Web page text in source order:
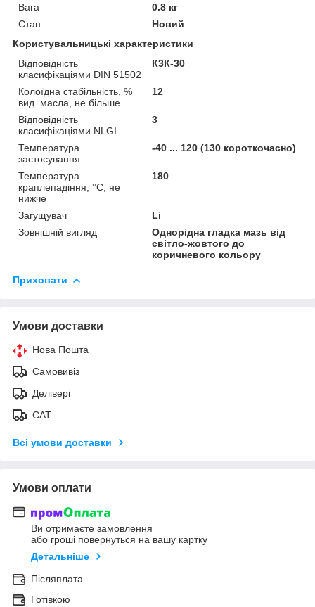
Вага
0.8 кг
Стан
Новий
Користувальницькі характеристики
Відповідність
класифікаціями DIN 51502
К3К-30
Колоїдна стабільність, %
вид. масла, не більше
12
Відповідність
класифікаціями NLGI
3
Температура
застосування
-40 ... 120 (130 короткочасно)
Температура
краплепадіння, °С, не
нижче
180
Загущувач
Li
Зовнішній вигляд
Однорідна гладка мазь від
світло-жовтого до
коричневого кольору
Приховати
Умови доставки
Нова Пошта
Самовивіз
Делівері
САТ
Всі умови доставки
Умови оплати
Ви отримаєте замовлення
або гроші повернуться на вашу картку
Детальніше
Післяплата
Готівкою